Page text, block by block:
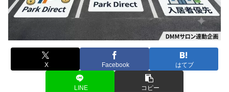
X Facebook はてブ
LINE コピー